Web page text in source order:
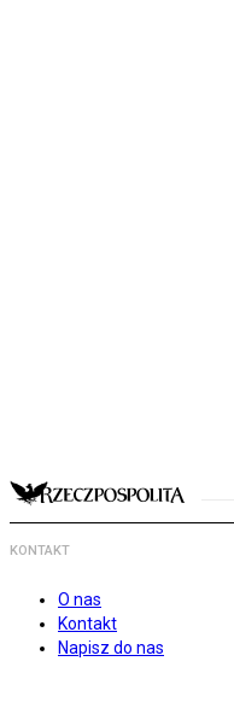
KONTAKT
O nas
Kontakt
Napisz do nas